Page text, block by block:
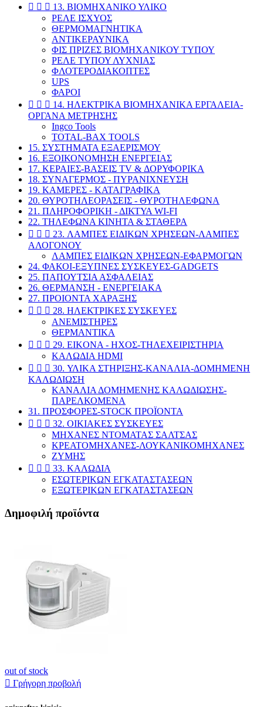
   13. ΒΙΟΜΗΧΑΝΙΚΟ ΥΛΙΚΟ
ΡΕΛΕ ΙΣΧΥΟΣ
ΘΕΡΜΟΜΑΓΝΗΤΙΚΑ
ΑΝΤΙΚΕΡΑΥΝΙΚΑ
ΦΙΣ ΠΡΙΖΕΣ ΒΙΟΜΗΧΑΝΙΚΟΥ ΤΥΠΟΥ
ΡΕΛΕ ΤΥΠΟΥ ΛΥΧΝΙΑΣ
ΦΛΟΤΕΡΟΔΙΑΚΟΠΤΕΣ
UPS
ΦΑΡΟΙ
   14. ΗΛΕΚΤΡΙΚΑ ΒΙΟΜΗΧΑΝΙΚΑ ΕΡΓΑΛΕΙΑ-
ΟΡΓΑΝΑ ΜΕΤΡΗΣΗΣ
Ingco Tools
TOTAL-BAX TOOLS
15. ΣΥΣΤΗΜΑΤΑ ΕΞΑΕΡΙΣΜΟΥ
16. ΕΞΟΙΚΟΝΟΜΗΣΗ ΕΝΕΡΓΕΙΑΣ
17. ΚΕΡΑΙΕΣ-BAΣΕΙΣ TV & ΔΟΡΥΦΟΡΙΚΑ
18. ΣΥΝΑΓΕΡΜΟΣ - ΠΥΡΑΝΙΧΝΕΥΣΗ
19. ΚΑΜΕΡΕΣ - ΚΑΤΑΓΡΑΦΙΚΑ
20. ΘΥΡΟΤΗΛΕΟΡΑΣΕΙΣ - ΘΥΡΟΤΗΛΕΦΩΝΑ
21. ΠΛΗΡΟΦΟΡΙΚΗ - ΔΙΚΤΥΑ WI-FI
22. ΤΗΛΕΦΩΝΑ ΚΙΝΗΤΑ & ΣΤΑΘΕΡΑ
   23. ΛΑΜΠΕΣ ΕΙΔΙΚΩΝ ΧΡΗΣΕΩΝ-ΛΑΜΠΕΣ
ΑΛΟΓΟΝΟΥ
ΛΑΜΠΕΣ ΕΙΔΙΚΩΝ ΧΡΗΣΕΩΝ-ΕΦΑΡΜΟΓΩΝ
24. ΦΑΚΟΙ-ΕΞΥΠΝΕΣ ΣΥΣΚΕΥΕΣ-GADGETS
25. ΠΑΠΟΥΤΣΙΑ ΑΣΦΑΛΕΙΑΣ
26. ΘΕΡΜΑΝΣΗ - ΕΝΕΡΓΕΙΑΚΑ
27. ΠΡΟΙΟΝΤΑ ΧΑΡΑΞΗΣ
   28. ΗΛΕΚΤΡΙΚΕΣ ΣΥΣΚΕΥΕΣ
ΑΝΕΜΙΣΤΗΡΕΣ
ΘΕΡΜΑΝΤΙΚΑ
   29. EIKONA - ΗΧΟΣ-ΤΗΛΕΧΕΙΡΙΣΤΗΡΙΑ
ΚΑΛΩΔΙΑ HDMI
   30. ΥΛΙΚΑ ΣΤΗΡΙΞΗΣ-ΚΑΝΑΛΙΑ-ΔΟΜΗΜΕΝΗ
ΚΑΛΩΔΙΩΣΗ
ΚΑΝΑΛΙΑ ΔΟΜΗΜΕΝΗΣ ΚΑΛΩΔΙΩΣΗΣ-
ΠΑΡΕΛΚΟΜΕΝΑ
31. ΠΡΟΣΦΟΡΕΣ-STOCK ΠΡΟΪΟΝΤΑ
   32. ΟΙΚΙΑΚΕΣ ΣΥΣΚΕΥΕΣ
ΜΗΧΑΝΕΣ ΝΤΟΜΑΤΑΣ ΣΑΛΤΣΑΣ
KΡΕΑΤΟΜΗΧΑΝΕΣ-ΛΟΥΚΑΝΙΚΟΜΗΧΑΝΕΣ
ΖΥΜΗΣ
   33. ΚΑΛΩΔΙΑ
ΕΣΩΤΕΡΙΚΩΝ ΕΓΚΑΤΑΣΤΑΣΕΩΝ
ΕΞΩΤΕΡΙΚΩΝ ΕΓΚΑΤΑΣΤΑΣΕΩΝ
Δημοφιλή προϊόντα
out of stock
 Γρήγορη προβολή